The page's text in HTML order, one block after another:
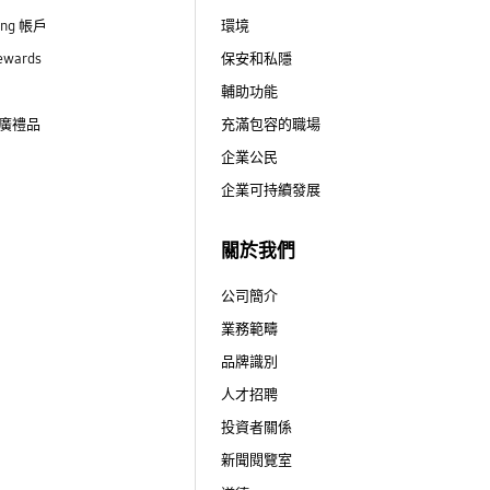
帳戶
禮品
環境
保安和私隱
輔助功能
充滿包容的職場
企業公民
企業可持續發展
關於我們
公司簡介
業務範疇
品牌識別
人才招聘
投資者關係
新聞閱覽室